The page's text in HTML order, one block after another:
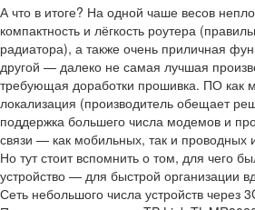
А что в итоге? На одной чаше весов
компактность и лёгкость роутера
радиатора), а также очень приличная
другой — далеко не самая лучшая
требующая доработки прошивка. ПО как
локализация (производитель обещает
поддержка большего числа модемов и
связи — как мобильных, так и проводных
Но тут стоит вспомнить о том, для чего
устройство — для быстрой организации
Сеть небольшого числа устройств через